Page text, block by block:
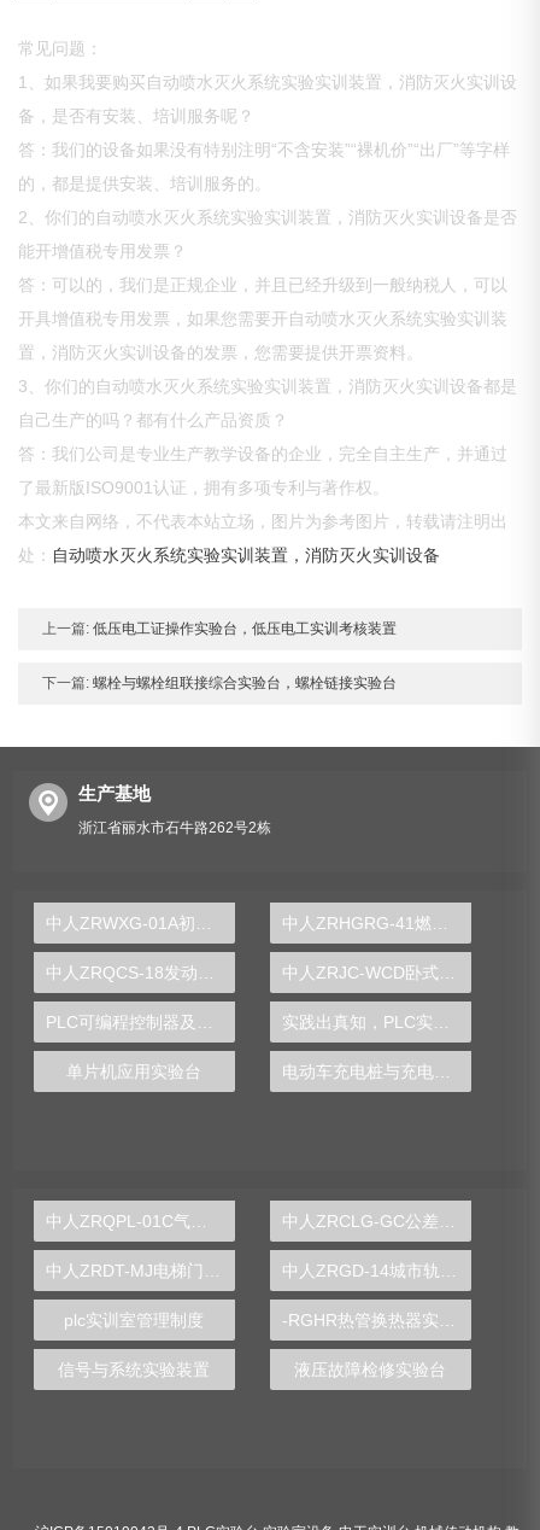
常见问题：
1、如果我要购买自动喷水灭火系统实验实训装置，消防灭火实训设
备，是否有安装、培训服务呢？
答：我们的设备如果没有特别注明“不含安装”“裸机价”“出厂”等字样
的，都是提供安装、培训服务的。
2、你们的自动喷水灭火系统实验实训装置，消防灭火实训设备是否
能开增值税专用发票？
答：可以的，我们是正规企业，并且已经升级到一般纳税人，可以
开具增值税专用发票，如果您需要开自动喷水灭火系统实验实训装
置，消防灭火实训设备的发票，您需要提供开票资料。
3、你们的自动喷水灭火系统实验实训装置，消防灭火实训设备都是
自己生产的吗？都有什么产品资质？
答：我们公司是专业生产教学设备的企业，完全自主生产，并通过
了最新版ISO9001认证，拥有多项专利与著作权。
本文来自网络，不代表本站立场，图片为参考图片，转载请注明出
处： 自动喷水灭火系统实验实训装置，消防灭火实训设备
上一篇: 低压电工证操作实验台，低压电工实训考核装置
下一篇: 螺栓与螺栓组联接综合实验台，螺栓链接实验台
生产基地
浙江省丽水市石牛路262号2栋
单片机应用实验台 电动车充电桩与充电系统实验装置
plc实训室管理制度
信号与系统实验装置 液压故障检修实验台